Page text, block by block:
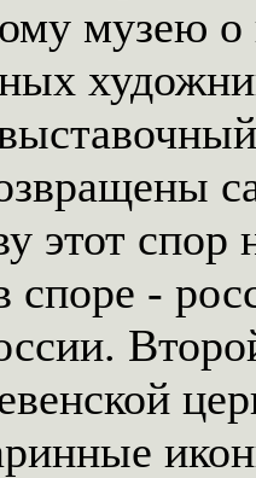
музею
этот спор
-